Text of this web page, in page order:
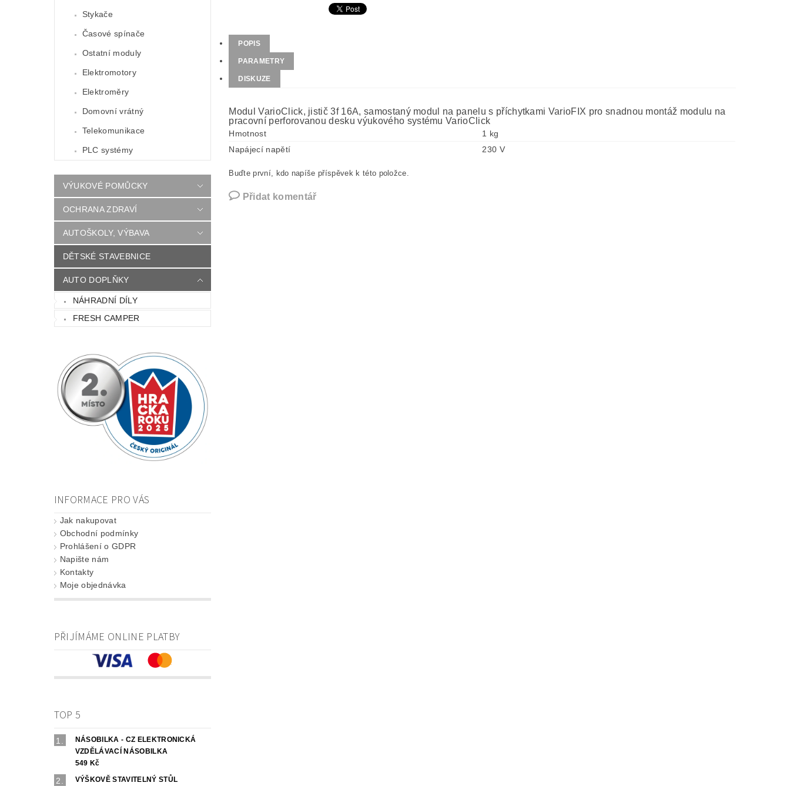
Stykače
Časové spínače
Ostatní moduly
Elektromotory
Elektroměry
Domovní vrátný
Telekomunikace
PLC systémy
VÝUKOVÉ POMŮCKY
OCHRANA ZDRAVÍ
AUTOŠKOLY, VÝBAVA
DĚTSKÉ STAVEBNICE
AUTO DOPLŇKY
NÁHRADNÍ DÍLY
FRESH CAMPER
INFORMACE PRO VÁS
Jak nakupovat
Obchodní podmínky
Prohlášení o GDPR
Napište nám
Kontakty
Moje objednávka
PŘIJÍMÁME ONLINE PLATBY
TOP 5
NÁSOBILKA - CZ ELEKTRONICKÁ
VZDĚLÁVACÍ NÁSOBILKA
549 Kč
VÝŠKOVĚ STAVITELNÝ STŮL
POPIS
PARAMETRY
DISKUZE
Modul VarioClick, jistič 3f 16A, samostaný modul na panelu s příchytkami VarioFIX pro snadnou montáž modulu na
pracovní perforovanou desku výukového systému VarioClick
Hmotnost
1 kg
Napájecí napětí
230 V
Buďte první, kdo napíše příspěvek k této položce.
Přidat komentář